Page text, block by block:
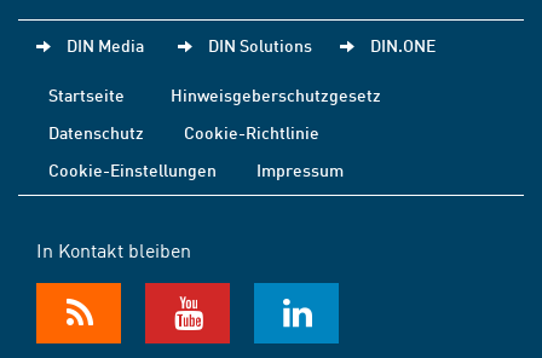
DIN Media DIN Solutions DIN.ONE
Startseite
Hinweisgeberschutzgesetz
Datenschutz
Cookie-Richtlinie
Cookie-Einstellungen
Impressum
In Kontakt bleiben